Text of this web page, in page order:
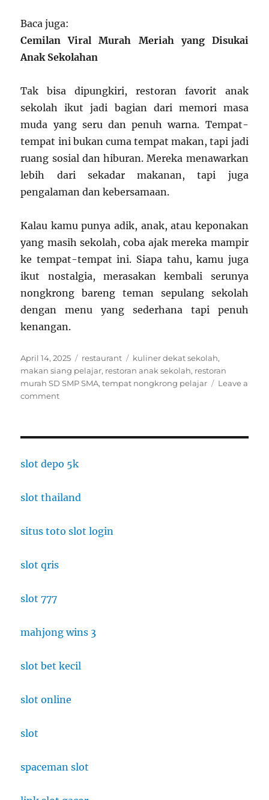
Baca juga:
Cemilan Viral Murah Meriah yang Disukai
Anak Sekolahan
Tak bisa dipungkiri, restoran favorit anak
sekolah ikut jadi bagian dari memori masa
muda yang seru dan penuh warna. Tempat-
tempat ini bukan cuma tempat makan, tapi jadi
ruang sosial dan hiburan. Mereka menawarkan
lebih dari sekadar makanan, tapi juga
pengalaman dan kebersamaan.
Kalau kamu punya adik, anak, atau keponakan
yang masih sekolah, coba ajak mereka mampir
ke tempat-tempat ini. Siapa tahu, kamu juga
ikut nostalgia, merasakan kembali serunya
nongkrong bareng teman sepulang sekolah
dengan menu yang sederhana tapi penuh
kenangan.
Posted
on
April 14, 2025 Categories
restaurant Tags
kuliner dekat sekolah,
makan siang pelajar, restoran anak sekolah, restoran
murah SD SMP SMA,tempat nongkrong pelajar
Leave a
commenton
Tempat
Nongkrong
Dekat
SMA
slot depo 5k
slot thailand
situs toto slot login
slot qris
slot 777
mahjong wins 3
slot bet kecil
slot online
slot
spaceman slot